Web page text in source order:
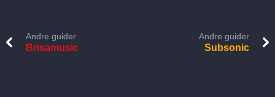
Andre guider
Brisamusic
Andre guider
Subsonic